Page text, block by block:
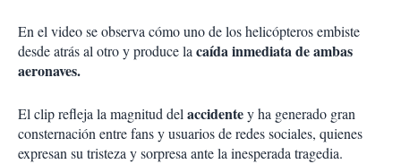
En el video se observa cómo uno de los helicópteros embiste
desde atrás al otro y produce lacaída inmediata de ambas
aeronaves.
El clip refleja la magnitud delaccidentey ha generado gran
consternación entre fans y usuarios de redes sociales, quienes
expresan su tristeza y sorpresa ante la inesperada tragedia.